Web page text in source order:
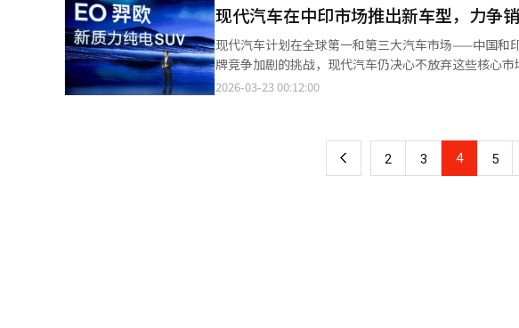
不是更多的怀旧。原创电影的消失最终会失去观众，
报道经人工智能（AI）系统翻译与编辑。
系”，加快了开发速度。三星电子成功开发了基于10纳
得了竞争优势。这一成果在英伟达供应链中得到了验
中，并有望在后续GPU中扩大供应。在GTC现场，英
链角色变化的信号。代工厂部门也迎来了变化。尽管
业务。三星电子成功获得英伟达AI芯片“Groq 3 LPU”
关注。业内人士表示：“HBM组织重组后，开发速度
扩大。”※ 本报道经人工智能（AI）系统翻译与编辑。
现代汽车在中印市场推出新车型，力争
现代汽车计划在全球第一和第三大汽车市场——中国和
牌竞争加剧的挑战，现代汽车仍决心不放弃这些核心
的股东信函中宣布，计划到2030年将中国和印度市场
但由于竞争加剧，现代汽车急需制定新的市场战略。
13.5万辆，而印度的销量从60.7934万辆下降到
型，是过去五年推出的18款车型的2.6倍。穆尼奥斯
2026-03-23 00:12:00
上 2 3 4 5